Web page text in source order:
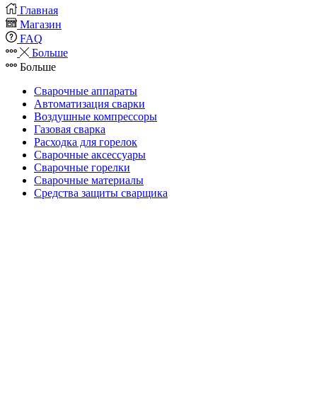
Главная
Магазин
FAQ
Больше
Больше
Сварочные аппараты
Автоматизация сварки
Воздушные компрессоры
Газовая сварка
Расходка для горелок
Сварочные аксессуары
Сварочные горелки
Сварочные материалы
Средства защиты сварщика